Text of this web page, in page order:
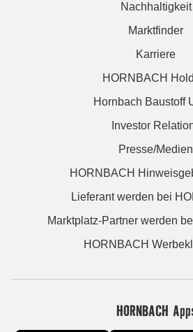
Nachhaltigkeit
Marktfinder
Karriere
HORNBACH
Hornbach Baustoff
Investor
Presse/Medien
HORNBACH
Lieferant werden bei
Marktplatz-Partner werden
HORNBACH
HORNBACH